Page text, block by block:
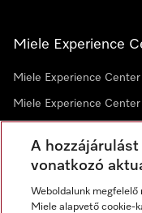
Miele Experience
Miele Experience
Miele Experience
Hírlevél
A
vonatkozó
Weboldalunk megfelelő
Miele alapvető cookie-